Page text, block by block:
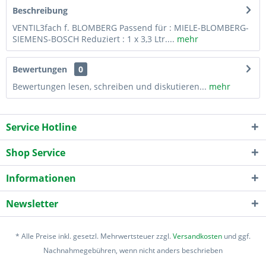
Beschreibung
VENTIL3fach f. BLOMBERG Passend für : MIELE-BLOMBERG-
SIEMENS-BOSCH Reduziert : 1 x 3,3 Ltr.... mehr
Bewertungen
0
Bewertungen lesen, schreiben und diskutieren... mehr
Service Hotline
Shop Service
Informationen
Newsletter
* Alle Preise inkl. gesetzl. Mehrwertsteuer zzgl.Versandkosten und ggf.
Nachnahmegebühren, wenn nicht anders beschrieben